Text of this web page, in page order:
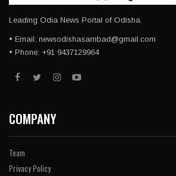
Leading Odia News Portal of Odisha.
• Email: newsodishasambad@gmail.com
• Phone: +91 9437129964
COMPANY
Team
Privacy Policy